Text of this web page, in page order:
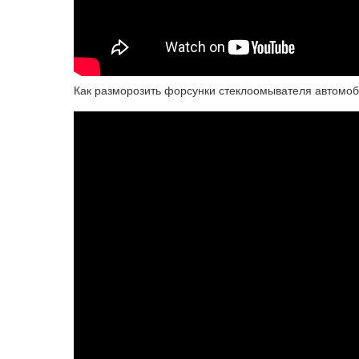
Как разморозить форсунки стеклоомывателя